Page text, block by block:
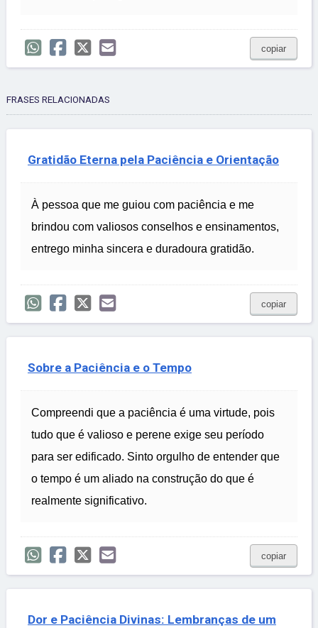
copiar
FRASES RELACIONADAS
Gratidão Eterna pela Paciência e Orientação
À pessoa que me guiou com paciência e me
brindou com valiosos conselhos e ensinamentos,
entrego minha sincera e duradoura gratidão.
copiar
Sobre a Paciência e o Tempo
Compreendi que a paciência é uma virtude, pois
tudo que é valioso e perene exige seu período
para ser edificado. Sinto orgulho de entender que
o tempo é um aliado na construção do que é
realmente significativo.
copiar
Dor e Paciência Divinas: Lembranças de um